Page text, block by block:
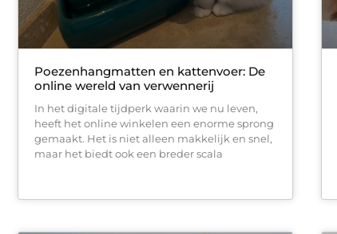
Poezenhangmatten en kattenvoer: De
online wereld van verwennerij
In het digitale tijdperk waarin we nu leven,
heeft het online winkelen een enorme sprong
gemaakt. Het is niet alleen makkelijk en snel,
maar het biedt ook een breder scala